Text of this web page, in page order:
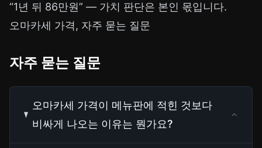
“1년 뒤 86만원” — 가치 판단은 본인 몫입니다.
오마카세 가격, 자주 묻는 질문
자주 묻는 질문
오마카세 가격이 메뉴판에 적힌 것보다
비싸게 나오는 이유는 뭔가요?